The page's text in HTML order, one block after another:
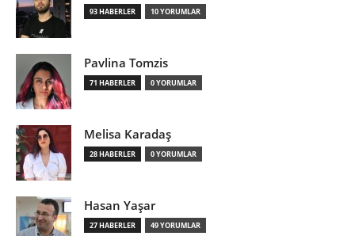
93 HABERLER 10 YORUMLAR
Pavlina Tomzis
71 HABERLER 0 YORUMLAR
Melisa Karadaş
28 HABERLER 0 YORUMLAR
Hasan Yaşar
27 HABERLER 49 YORUMLAR